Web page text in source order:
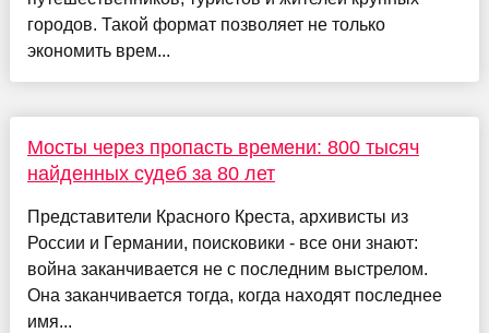
городов. Такой формат позволяет не только
экономить врем...
Мосты через пропасть времени: 800 тысяч
найденных судеб за 80 лет
Представители Красного Креста, архивисты из
России и Германии, поисковики - все они знают:
война заканчивается не с последним выстрелом.
Она заканчивается тогда, когда находят последнее
имя...